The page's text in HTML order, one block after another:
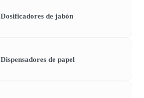
Dosificadores de jabón
Dispensadores de papel